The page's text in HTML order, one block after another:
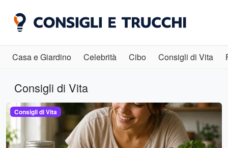
Casa e Giardino Celebrità Cibo Consigli di Vita
Consigli di Vita
Consigli di Vita